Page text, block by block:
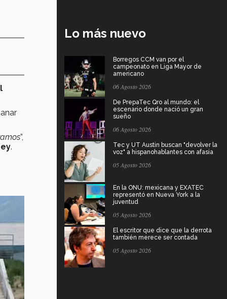
”,
.
Lo más nuevo
Borregos CCM van por el
campeonato en Liga Mayor de
americano
06 Agosto 2026
De PrepaTec Qro al mundo: el
escenario donde nació un gran
sueño
06 Agosto 2026
Tec y UT Austin buscan "devolver la
voz" a hispanohablantes con afasia
05 Agosto 2026
En la ONU: mexicana y EXATEC
representó en Nueva York a la
juventud
05 Agosto 2026
El escritor que dice que la derrota
también merece ser contada
05 Agosto 2026